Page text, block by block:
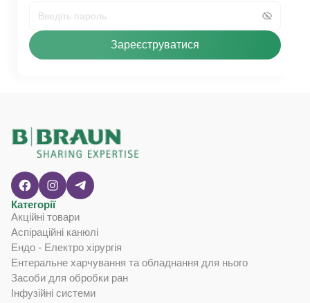
Зареєструватися
Категорії
Акційні товари
Аспіраційні канюлі
Ендо - Електро хірургія
Ентеральне харчування та обладнання для нього
Засоби для обробки ран
Інфузійні системи